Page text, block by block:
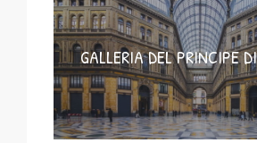
GALLERIA DEL PRINCIPE